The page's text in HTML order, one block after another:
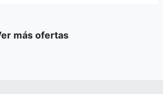
más ofertas